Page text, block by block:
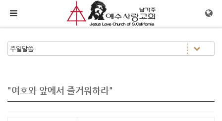
메뉴 건너뛰기
"여호와 앞에서 즐거워하라"